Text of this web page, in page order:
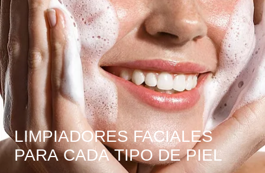
LIMPIADORES FACIALES
PARA CADA TIPO DE PIEL